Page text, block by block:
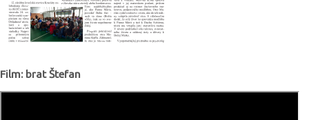
Film: brat Štefan